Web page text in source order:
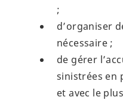
;
d’organiser
nécessaire ;
de gérer
sinistrées en
et avec le